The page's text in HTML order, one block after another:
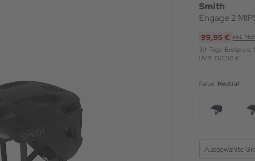
Smith
Engage 2
99,95 € inkl.
30-Tage-Bestpreis:
UVP: 130,00 €
Farbe: Neutral
Ausgewählte